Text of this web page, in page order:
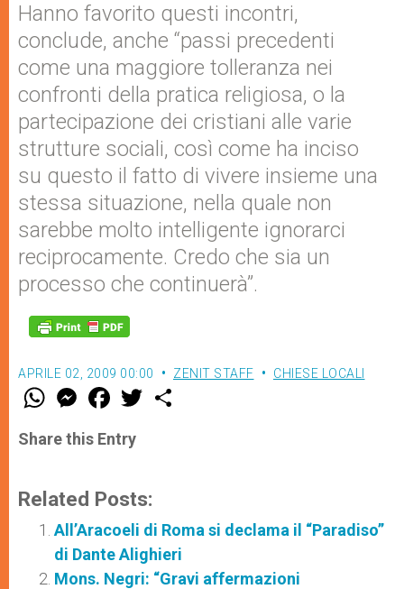
Hanno favorito questi incontri,
conclude, anche “passi precedenti
come una maggiore tolleranza nei
confronti della pratica religiosa, o la
partecipazione dei cristiani alle varie
strutture sociali, così come ha inciso
su questo il fatto di vivere insieme una
stessa situazione, nella quale non
sarebbe molto intelligente ignorarci
reciprocamente. Credo che sia un
processo che continuerà”.
APRILE 02, 2009 00:00 ZENIT STAFF CHIESE LOCALI
W
t
s
p
M
e
s
e
e
r
F
a
e
b
k
w
Share this Entry
Related Posts:
All’Aracoeli di Roma si declama il “Paradiso”
di Dante Alighieri
Mons. Negri: “Gravi affermazioni